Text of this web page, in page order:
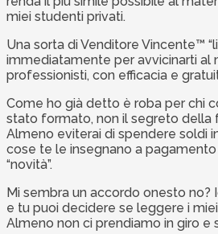
miei studenti privati.
Una sorta di Venditore Vincente™
immediatamente per avvicinarti al
professionisti, con efficacia e
Come ho già detto è roba per chi
stato formato, non il segreto della
Almeno eviterai di spendere soldi
cose te le insegnano a
“novità”.
Mi sembra un accordo onesto no?
e tu puoi decidere se leggere i
Almeno non ci prendiamo in giro e